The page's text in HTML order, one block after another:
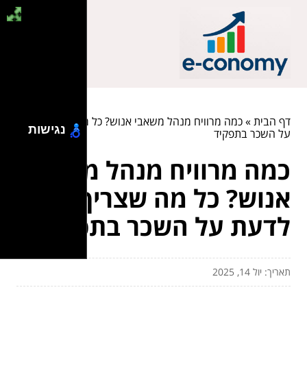
דף הבית»כמה מרוויח מנהל משאבי אנוש? כל מה שצריך לדעת
על השכר בתפקיד
כמה מרוויח מנהל משאבי
אנוש? כל מה שצריך
לדעת על השכר בתפקיד
תאריך: יול 14, 2025
נגישות